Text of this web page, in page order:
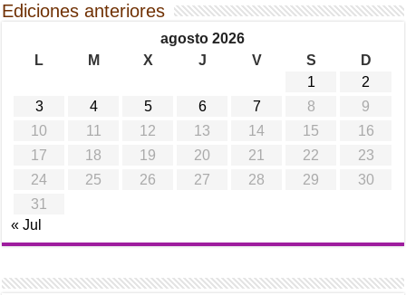
Ediciones anteriores
agosto 2026
L
M X J V S
D
1
2
3
4 5 6 7 8
9
10
11 12 13 14 15
16
17
18 19 20 21 22
23
24
25 26 27 28 29
30
31
« Jul